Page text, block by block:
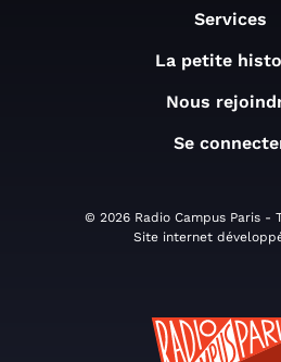
Services
La petite
Nous
Se
© 2026 Radio Campus Paris -
Site internet